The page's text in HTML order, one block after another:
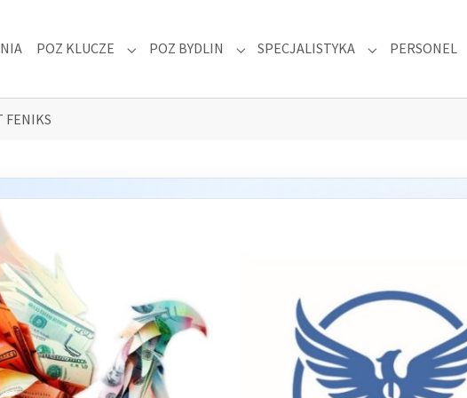
PACJENTA"
POZ KLUCZE Submenu for "POZ KLUCZE"
POZ BYDLIN Submenu for "POZ BYDLIN"
SPECJALISTYKA Submenu for
PERSONEL
FENIKS